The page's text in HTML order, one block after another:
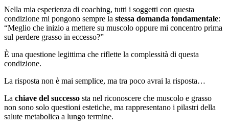
Nella mia esperienza di coaching, tutti i soggetti con questa
condizione mi pongono sempre la stessa domanda fondamentale:
“Meglio che inizio a mettere su muscolo oppure mi concentro prima
sul perdere grasso in eccesso?”
È una questione legittima che riflette la complessità di questa
condizione.
La risposta non è mai semplice, ma tra poco avrai la risposta…
La chiave del successo sta nel riconoscere che muscolo e grasso
non sono solo questioni estetiche, ma rappresentano i pilastri della
salute metabolica a lungo termine.